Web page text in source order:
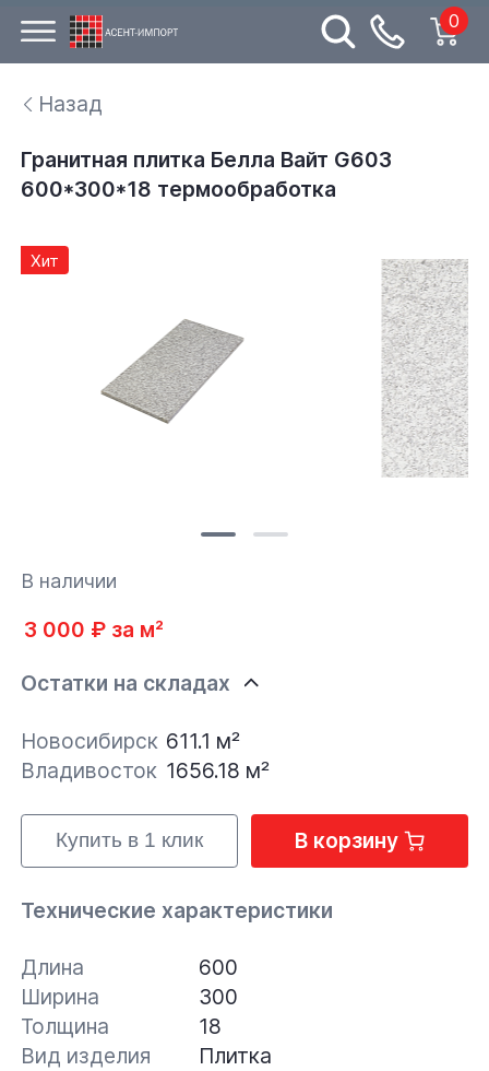
0
Назад
Гранитная плитка Белла Вайт G603
600*300*18 термообработка
Хит
В наличии
3 000 ₽ за м²
Остатки на складах
Новосибирск 611.1 м²
Владивосток 1656.18 м²
Купить в 1 клик В корзину
Технические характеристики
Длина
600
Ширина
300
Толщина
18
Вид изделия
Плитка